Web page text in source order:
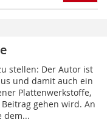
stellen: Der Autor ist
und damit auch ein
Plattenwerkstoffe,
gehen wird. An
dem...